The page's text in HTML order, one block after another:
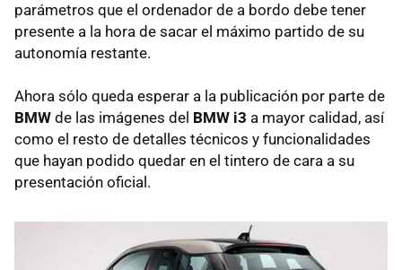
parámetros que el ordenador de a bordo debe tener
presente a la hora de sacar el máximo partido de su
autonomía restante.
Ahora sólo queda esperar a la publicación por parte de
BMW de las imágenes del BMW i3 a mayor calidad, así
como el resto de detalles técnicos y funcionalidades
que hayan podido quedar en el tintero de cara a su
presentación oficial.